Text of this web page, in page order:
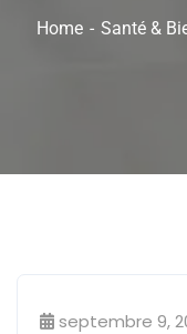
Home Santé &
Clinique
septembre 9,